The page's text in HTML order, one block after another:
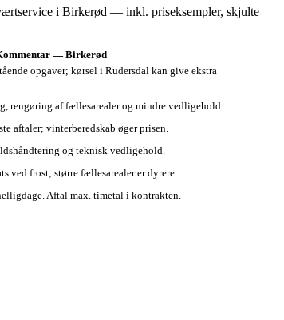
i Birkerød — inkl. priseksempler, skjulte
— Birkerød
opgaver; kørsel i Rudersdal kan give ekstra
rengøring af fællesarealer og mindre vedligehold.
aftaler; vinterberedskab øger prisen.
og teknisk vedligehold.
ved frost; større fællesarealer er dyrere.
Aftal max. timetal i kontrakten.